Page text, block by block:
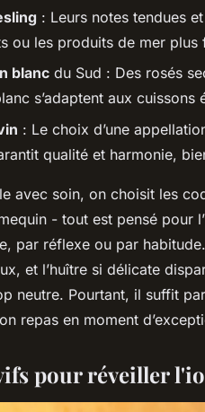
: Leurs notes tendues
ou les produits de mer plus
blanc du Sud : Des rosés
s’adaptent aux cuissons
: Le choix d’une
qualité et harmonie,
avec soin, on choisit les
- tout est pensé pour
par réflexe ou par
et l’huître si délicate
neutre. Pourtant, il suffit
repas en moment
pour réveiller